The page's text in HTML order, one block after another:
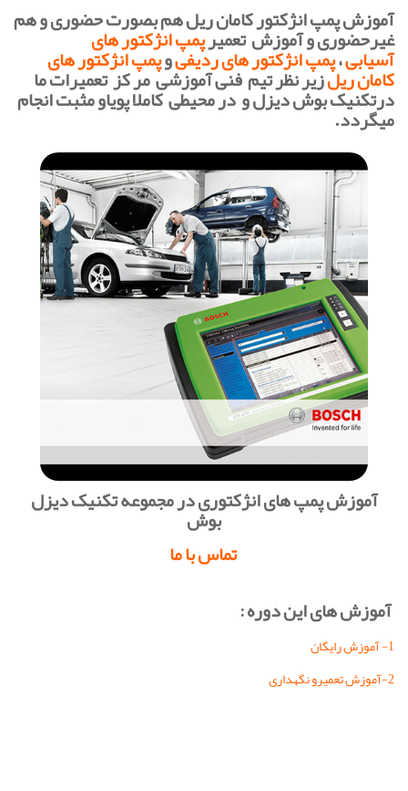
آموزش پمپ انژکتور کامان ریل هم بصورت حضوری و هم
غیرحضوری و آموزش تعمیرپمپ انژکتور های
آسیابی،پمپ انژکتور های ردیفیوپمپ انژکتور های
کامان ریلزیر نظر تیم فنی آموزشی مر کز تعمیرات ما
درتکنیک بوش دیزل و در محیطی کاملا پویاو مثبت انجام
میگردد.
آموزش پمپ های انژکتوری در مجموعه تکنیک دیزل
بوش
تماس با ما
آموزش های این دوره :
1- آموزش رایگان
2-آموزش تعمیرو نگهداری